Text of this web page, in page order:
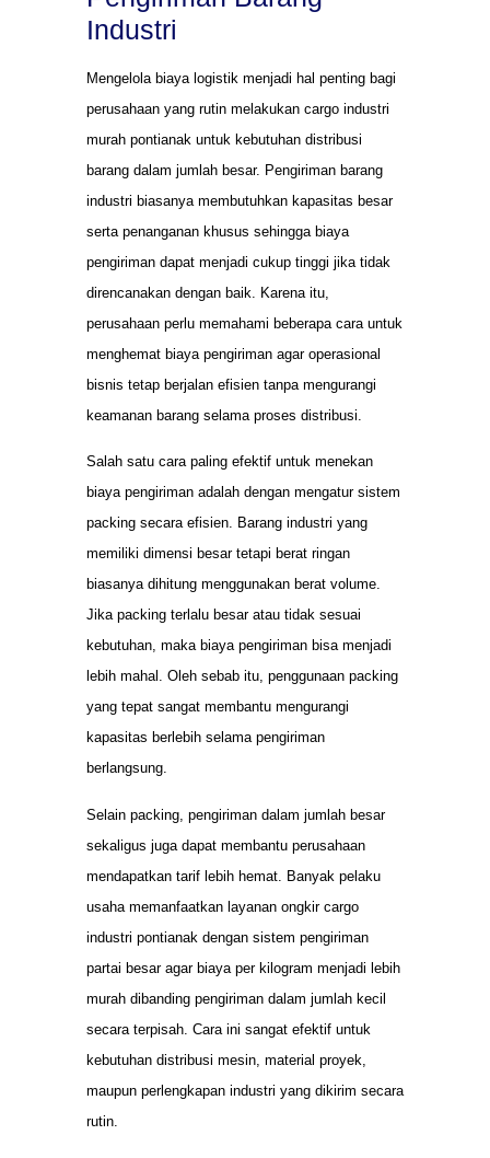
Industri
Mengelola biaya logistik menjadi hal penting bagi
perusahaan yang rutin melakukan cargo industri
murah pontianak untuk kebutuhan distribusi
barang dalam jumlah besar. Pengiriman barang
industri biasanya membutuhkan kapasitas besar
serta penanganan khusus sehingga biaya
pengiriman dapat menjadi cukup tinggi jika tidak
direncanakan dengan baik. Karena itu,
perusahaan perlu memahami beberapa cara untuk
menghemat biaya pengiriman agar operasional
bisnis tetap berjalan efisien tanpa mengurangi
keamanan barang selama proses distribusi.
Salah satu cara paling efektif untuk menekan
biaya pengiriman adalah dengan mengatur sistem
packing secara efisien. Barang industri yang
memiliki dimensi besar tetapi berat ringan
biasanya dihitung menggunakan berat volume.
Jika packing terlalu besar atau tidak sesuai
kebutuhan, maka biaya pengiriman bisa menjadi
lebih mahal. Oleh sebab itu, penggunaan packing
yang tepat sangat membantu mengurangi
kapasitas berlebih selama pengiriman
berlangsung.
Selain packing, pengiriman dalam jumlah besar
sekaligus juga dapat membantu perusahaan
mendapatkan tarif lebih hemat. Banyak pelaku
usaha memanfaatkan layanan ongkir cargo
industri pontianak dengan sistem pengiriman
partai besar agar biaya per kilogram menjadi lebih
murah dibanding pengiriman dalam jumlah kecil
secara terpisah. Cara ini sangat efektif untuk
kebutuhan distribusi mesin, material proyek,
maupun perlengkapan industri yang dikirim secara
rutin.